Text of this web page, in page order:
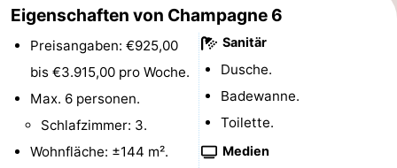
Spielplätze
Indoor-
Spielplätze
Bowling
Minigolfplätze
Wellness-
Eigenschaften von Champagne 6
Preisangaben: €925,00
bis €3.915,00 pro Woche.
Max. 6 personen.
Schlafzimmer: 3.
Wohnfläche: ±144 m².
Sanitär
Dusche.
Badewanne.
Toilette.
Medien